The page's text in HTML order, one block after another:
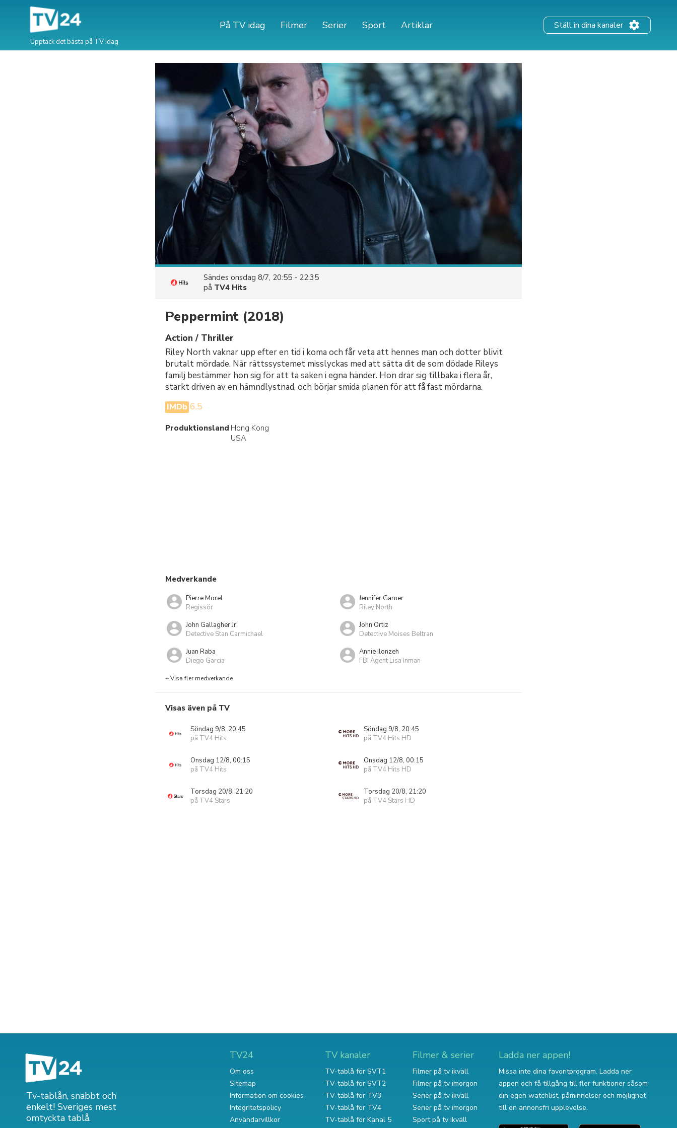
Upptäck det bästa på TV idag
På TV idag Filmer Serier Sport Artiklar Ställ in dina kanaler
Sändes onsdag 8/7, 20:55 - 22:35
på TV4 Hits
Peppermint (2018)
Action / Thriller
Riley North vaknar upp efter en tid i koma och får veta att hennes man och dotter blivit
brutalt mördade. När rättssystemet misslyckas med att sätta dit de som dödade Rileys
familj bestämmer hon sig för att ta saken i egna händer. Hon drar sig tillbaka i flera år,
starkt driven av en hämndlystnad, och börjar smida planen för att få fast mördarna.
IMDb 6.5
Produktionsland Hong Kong
USA
Medverkande
Pierre Morel
Regissör
Jennifer Garner
Riley North
John Gallagher Jr.
Detective Stan Carmichael
John Ortiz
Detective Moises Beltran
Juan Raba
Diego Garcia
Annie Ilonzeh
FBI Agent Lisa Inman
+ Visa fler medverkande
Visas även på TV
Söndag 9/8, 20:45
på TV4 Hits
Söndag 9/8, 20:45
på TV4 Hits HD
Onsdag 12/8, 00:15
på TV4 Hits
Onsdag 12/8, 00:15
på TV4 Hits HD
Torsdag 20/8, 21:20
på TV4 Stars
Torsdag 20/8, 21:20
på TV4 Stars HD
Tv-tablån, snabbt och
enkelt! Sveriges mest
omtyckta tablå.
TV24
Om oss
Sitemap
Information om cookies
Integritetspolicy
Användarvillkor
TV kanaler
TV-tablå för SVT1
TV-tablå för SVT2
TV-tablå för TV3
TV-tablå för TV4
TV-tablå för Kanal 5
Filmer & serier
Filmer på tv ikväll
Filmer på tv imorgon
Serier på tv ikväll
Serier på tv imorgon
Sport på tv ikväll
Ladda ner appen!
Missa inte dina favoritprogram. Ladda ner
appen och få tillgång till fler funktioner såsom
din egen watchlist, påminnelser och möjlighet
till en annonsfri upplevelse.